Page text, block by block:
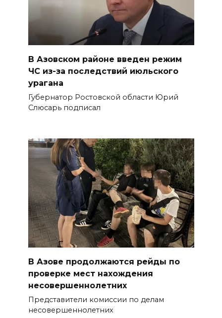
В Азовском районе введен режим
ЧС из-за последствий июльского
урагана
Губернатор Ростовской области Юрий
Слюсарь подписал
В Азове продолжаются рейды по
проверке мест нахождения
несовершеннолетних
Представители комиссии по делам
несовершеннолетних